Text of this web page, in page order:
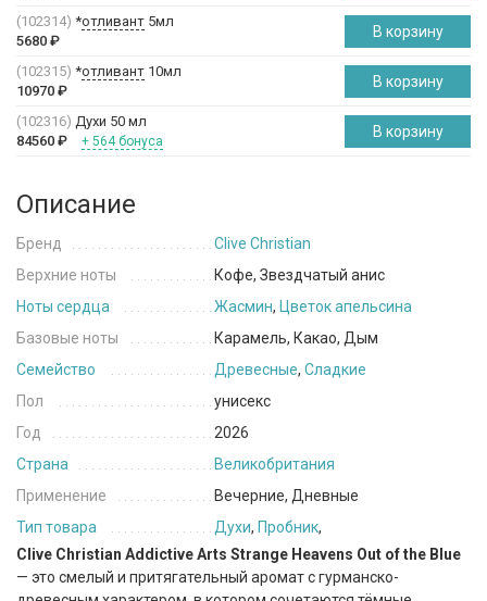
(102314) *отливант 5мл
5680 ₽
В корзину
(102315) *отливант 10мл
10970 ₽
В корзину
(102316) Духи 50 мл
84560 ₽ + 564 бонуса
В корзину
Описание
Бренд
Clive Christian
Верхние ноты
Кофе, Звездчатый анис
Ноты сердца
Жасмин, Цветок апельсина
Базовые ноты
Карамель, Какао, Дым
Семейство
Древесные, Сладкие
Пол
унисекс
Год
2026
Страна
Великобритания
Применение
Вечерние, Дневные
Тип товара
Духи, Пробник,
Clive Christian Addictive Arts Strange Heavens Out of the Blue
— это смелый и притягательный аромат с гурманско-